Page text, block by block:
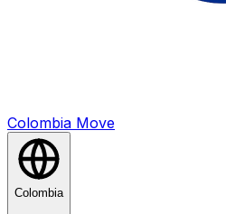
Colombia Move
Colombia